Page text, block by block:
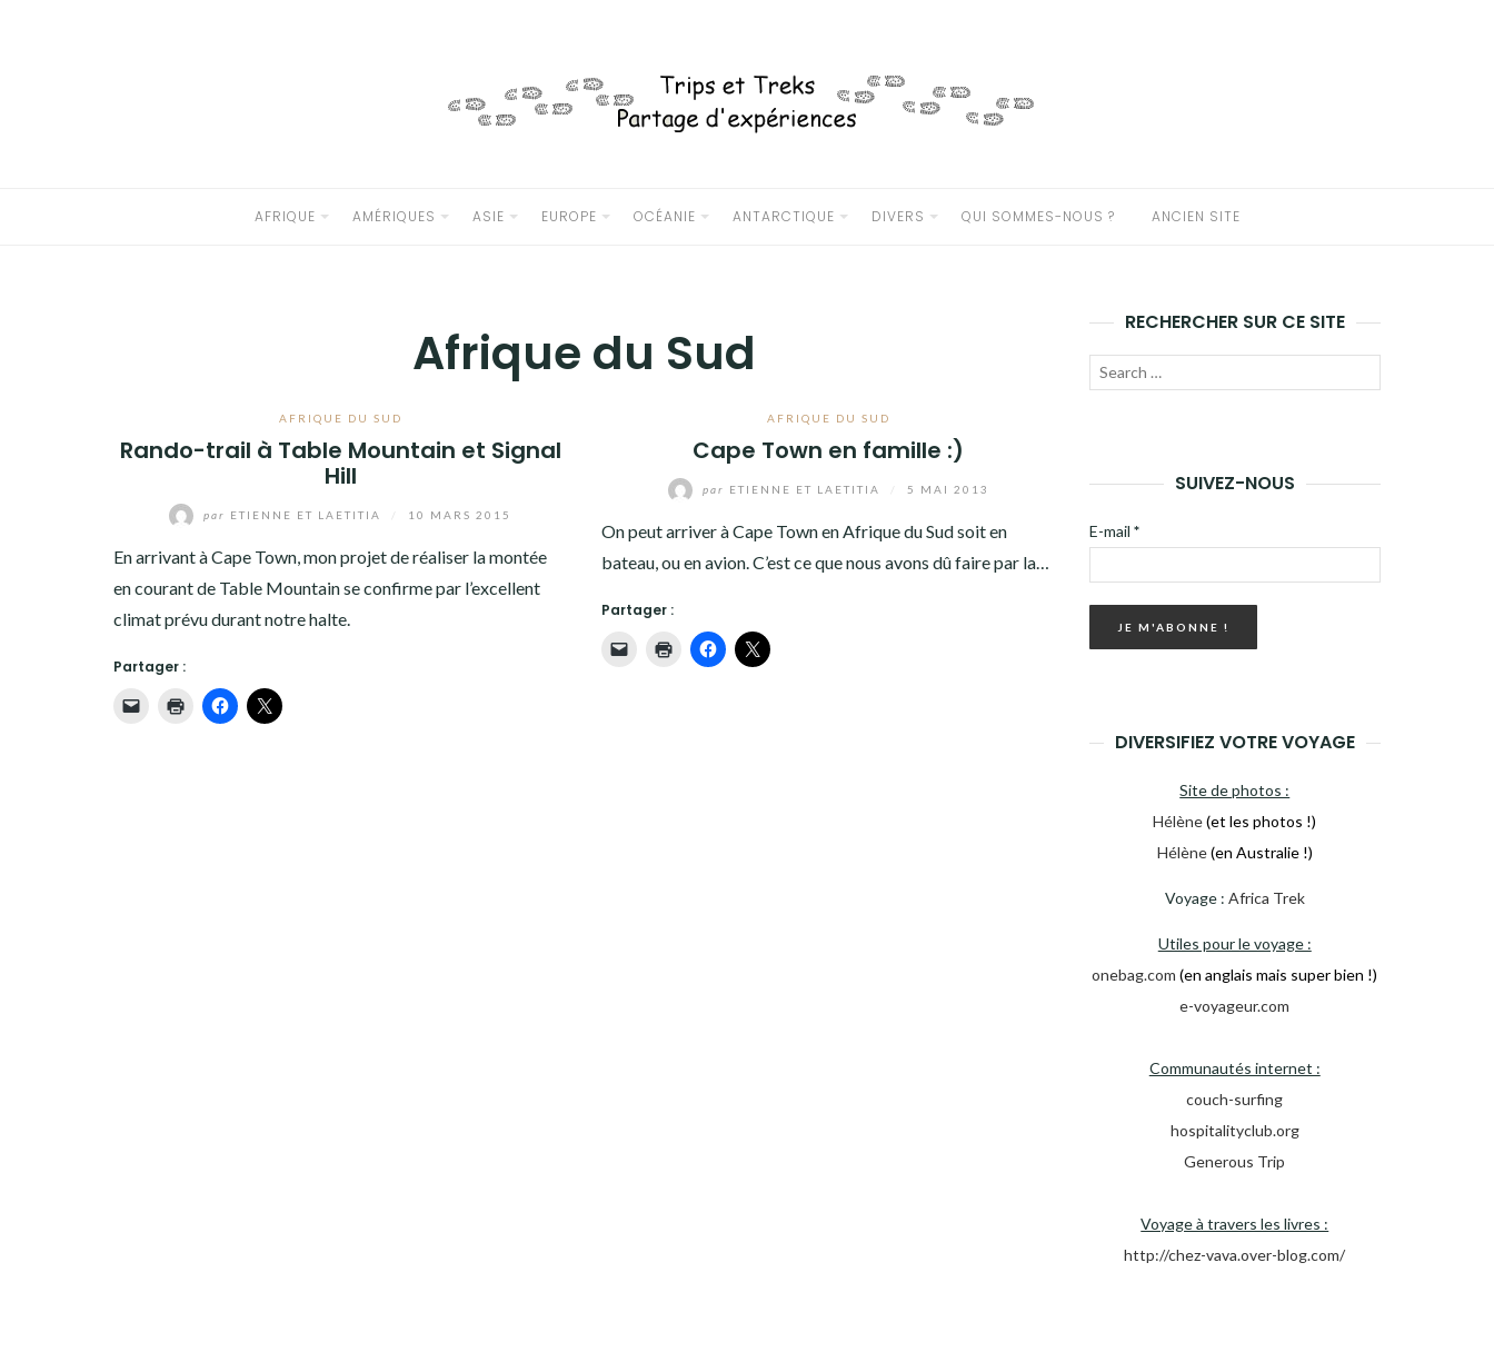
AFRIQUE AMÉRIQUES ASIE EUROPE OCÉANIE ANTARCTIQUE DIVERS QUI SOMMES-NOUS ? ANCIEN SITE
Afrique du Sud
AFRIQUE DU SUD
Rando-trail à Table Mountain et Signal
Hill
par ETIENNE ET LAETITIA 10 MARS 2015
En arrivant à Cape Town, mon projet de réaliser la montée
en courant de Table Mountain se confirme par l’excellent
climat prévu durant notre halte.
Partager :
AFRIQUE DU SUD
Cape Town en famille :)
par ETIENNE ET LAETITIA 5 MAI 2013
On peut arriver à Cape Town en Afrique du Sud soit en
bateau, ou en avion. C’est ce que nous avons dû faire par la…
Partager :
RECHERCHER SUR CE SITE
Recherche
SUIVEZ-NOUS
E-mail *
DIVERSIFIEZ VOTRE VOYAGE
Site de photos :
Hélène(et les photos !)
Hélène(en Australie !)
Voyage : Africa Trek
Utiles pour le voyage :
onebag.com (en anglais mais super bien !)
e-voyageur.com
Communautés internet :
couch-surfing
hospitalityclub.org
Generous Trip
Voyage à travers les livres :
http://chez-vava.over-blog.com/